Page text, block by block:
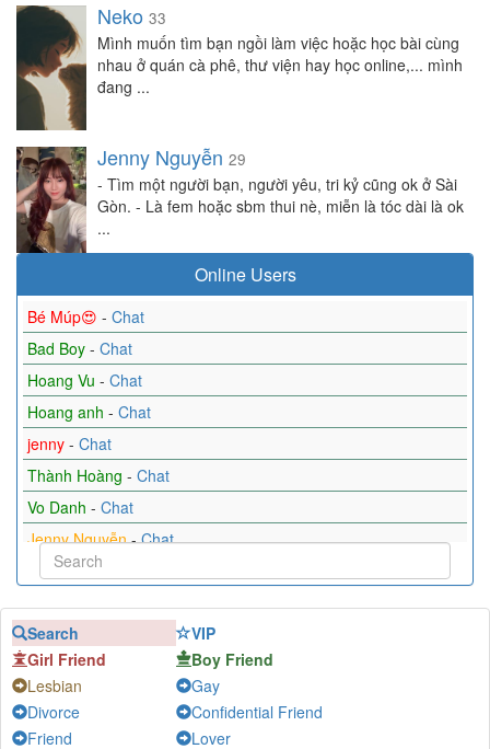
Neko 33
Mình muốn tìm bạn ngồi làm việc hoặc học bài cùng
nhau ở quán cà phê, thư viện hay học online,... mình
đang ...
Jenny Nguyễn 29
- Tìm một người bạn, người yêu, tri kỷ cũng ok ở Sài
Gòn. - Là fem hoặc sbm thui nè, miễn là tóc dài là ok
...
Online Users
Bé Múp😍 - Chat
Bad Boy - Chat
Hoang Vu - Chat
Hoang anh - Chat
jenny - Chat
Thành Hoàng - Chat
Vo Danh - Chat
Jenny Nguyễn-Chat
david-Chat
Bơ-Chat
LDH-Chat
Hùng-Chat
MenHN
Minh Sang Nguyễn
Chat
Search
VIP
Girl Friend
Boy Friend
Lesbian
Gay
Divorce
Confidential Friend
Friend
Lover